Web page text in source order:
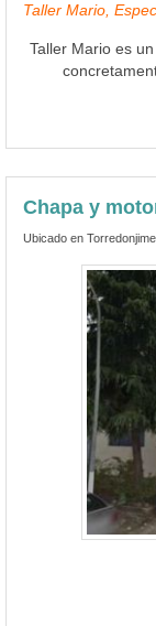
Taller Mario,
Taller Mario es
Chapa y
Ubicado en